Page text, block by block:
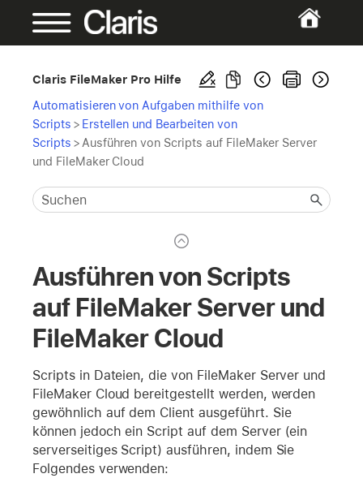
Claris FileMaker Pro Hilfe
Automatisieren von Aufgaben mithilfe von
Scripts > Erstellen und Bearbeiten von
Scripts > Ausführen von Scripts auf FileMaker Server
und FileMaker Cloud
Ausführen von Scripts
auf FileMaker Server und
FileMaker Cloud
Scripts in Dateien, die von FileMaker Server und
FileMaker Cloud bereitgestellt werden, werden
gewöhnlich auf dem Client ausgeführt. Sie
können jedoch ein Script auf dem Server (ein
serverseitiges Script) ausführen, indem Sie
Folgendes verwenden: